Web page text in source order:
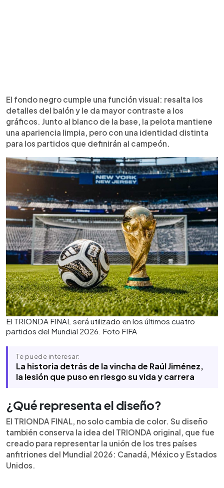
El fondo negro cumple una función visual: resalta los
detalles del balón y le da mayor contraste a los
gráficos. Junto al blanco de la base, la pelota mantiene
una apariencia limpia, pero con una identidad distinta
para los partidos que definirán al campeón.
El TRIONDA FINAL será utilizado en los últimos cuatro
partidos del Mundial 2026. Foto FIFA
Te puede interesar:
La historia detrás de la vincha de Raúl Jiménez,
la lesión que puso en riesgo su vida y carrera
¿Qué representa el diseño?
El TRIONDA FINAL, no solo cambia de color. Su diseño
también conserva la idea del TRIONDA original, que fue
creado para representar la unión de los tres países
anfitriones del Mundial 2026: Canadá, México y Estados
Unidos.